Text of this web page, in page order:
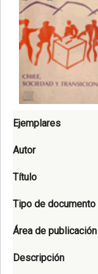
Ejemplares
Autor
Título
Tipo de documento
Área de publicación
Descripción